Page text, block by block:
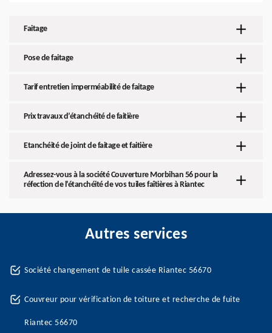
Faitage
Pose de faitage
Tarif entretien imperméabilité de faitage
Prix travaux d’étanchéité de faitière
Etanchéité de joint de faitage et faitière
Adressez-vous à la société Couverture Morbihan 56 pour la
réfection de l’étanchéité de vos tuiles faîtières à Riantec
Autres services
Société changement de tuile cassée Riantec 56670
Couvreur pour vérification de toiture et recherche de fuite
Riantec 56670